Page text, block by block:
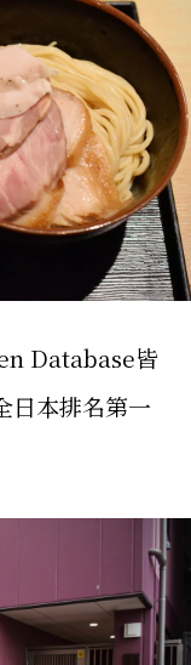
Database皆
日本排名第一